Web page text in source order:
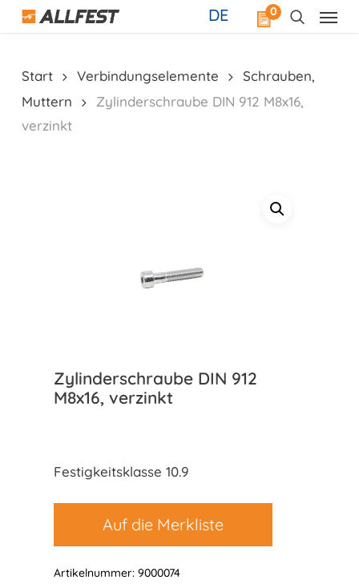
Skip
0
DE
Start Verbindungselemente
Schrauben,
Muttern
Zylinderschraube DIN 912 M8x16,
verzinkt
Zylinderschraube DIN 912
M8x16, verzinkt
Festigkeitsklasse 10.9
Auf die Merkliste
Artikelnummer: 9000074